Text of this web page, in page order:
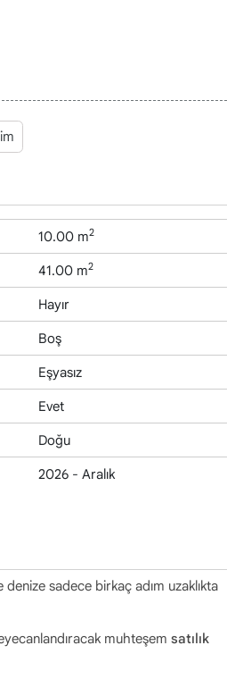
10.00 m2
41.00 m2
Hayır
Boş
Eşyasız
Evet
Doğu
2026 - Aralık
sadece birkaç adım uzaklıkta
muhteşem satılık